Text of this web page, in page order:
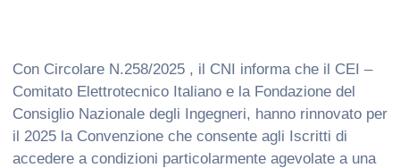
Con Circolare N.258/2025 , il CNI informa che il CEI –
Comitato Elettrotecnico Italiano e la Fondazione del
Consiglio Nazionale degli Ingegneri, hanno rinnovato per
il 2025 la Convenzione che consente agli Iscritti di
accedere a condizioni particolarmente agevolate a una